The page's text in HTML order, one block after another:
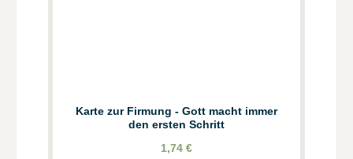
Karte zur Firmung - Gott macht immer
den ersten Schritt
1,74 €